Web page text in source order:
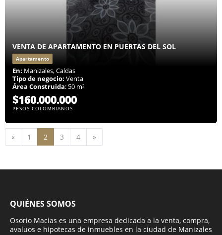
VENTA DE APARTAMENTO EN PUERTAS DEL SOL
Apartamento
En: Manizales, Caldas
Tipo de negocio: Venta
Área Construida: 50 m²
$160.000.000
PESOS COLOMBIANOS
« Anterior
1 2 3 4 »
QUIÉNES SOMOS
Osorio Macias es una empresa dedicada a la venta, compra,
avaluos e hipotecas de inmuebles en la ciudad de Manizales